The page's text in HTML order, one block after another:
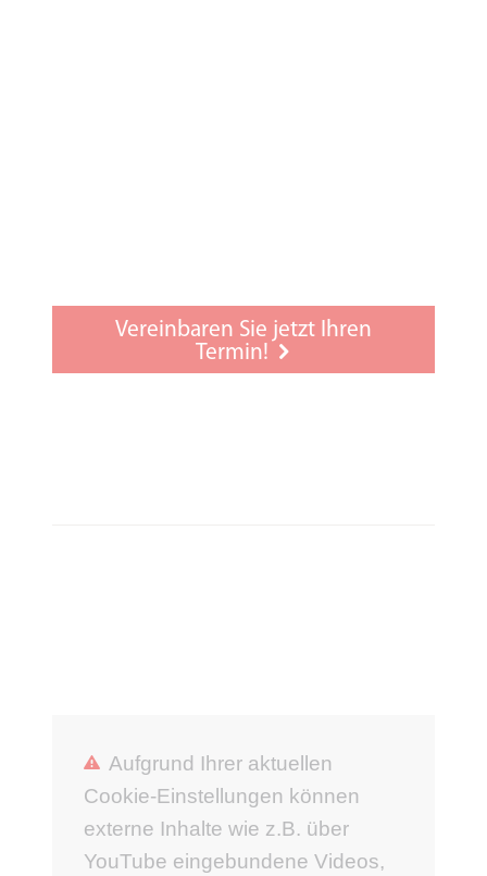
Sprachen: Grundkenntnisse in Englisch,
Spanisch, Französisch
Vereinbaren Sie jetzt Ihren
Termin!
Aufgrund Ihrer aktuellen
Cookie-Einstellungen können
externe Inhalte wie z.B. über
YouTube eingebundene Videos,